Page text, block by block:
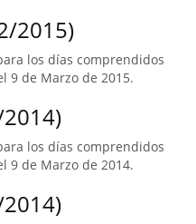
2015)
los días comprendidos
9 de Marzo de 2015.
los días comprendidos
9 de Marzo de 2014.